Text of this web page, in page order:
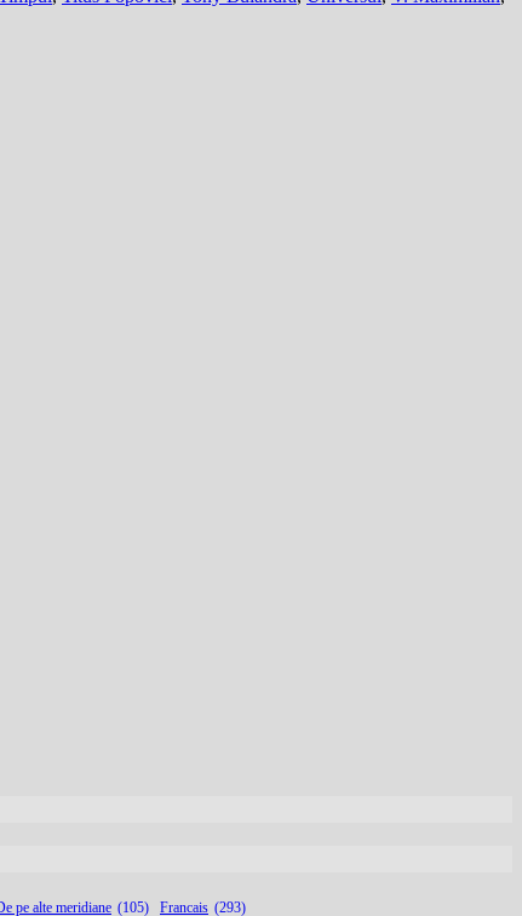
pe alte meridiane (105) Francais (293)